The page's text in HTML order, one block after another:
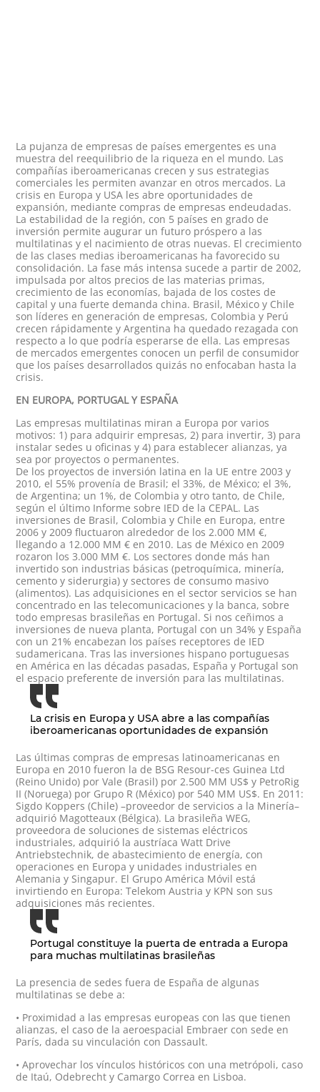
La pujanza de empresas de países emergentes es una
muestra del reequilibrio de la riqueza en el mundo. Las
compañías iberoamericanas crecen y sus estrategias
comerciales les permiten avanzar en otros mercados. La
crisis en Europa y USA les abre oportunidades de
expansión, mediante compras de empresas endeudadas.
La estabilidad de la región, con 5 países en grado de
inversión permite augurar un futuro próspero a las
multilatinas y el nacimiento de otras nuevas. El crecimiento
de las clases medias iberoamericanas ha favorecido su
consolidación. La fase más intensa sucede a partir de 2002,
impulsada por altos precios de las materias primas,
crecimiento de las economías, bajada de los costes de
capital y una fuerte demanda china. Brasil, México y Chile
son líderes en generación de empresas, Colombia y Perú
crecen rápidamente y Argentina ha quedado rezagada con
respecto a lo que podría esperarse de ella. Las empresas
de mercados emergentes conocen un perfil de consumidor
que los países desarrollados quizás no enfocaban hasta la
crisis.
EN EUROPA, PORTUGAL Y ESPAÑA
Las empresas multilatinas miran a Europa por varios
motivos: 1) para adquirir empresas, 2) para invertir, 3) para
instalar sedes u oficinas y 4) para establecer alianzas, ya
sea por proyectos o permanentes.
De los proyectos de inversión latina en la UE entre 2003 y
2010, el 55% provenía de Brasil; el 33%, de México; el 3%,
de Argentina; un 1%, de Colombia y otro tanto, de Chile,
según el último Informe sobre IED de la CEPAL. Las
inversiones de Brasil, Colombia y Chile en Europa, entre
2006 y 2009 fluctuaron alrededor de los 2.000 MM €,
llegando a 12.000 MM € en 2010. Las de México en 2009
rozaron los 3.000 MM €. Los sectores donde más han
invertido son industrias básicas (petroquímica, minería,
cemento y siderurgia) y sectores de consumo masivo
(alimentos). Las adquisiciones en el sector servicios se han
concentrado en las telecomunicaciones y la banca, sobre
todo empresas brasileñas en Portugal. Si nos ceñimos a
inversiones de nueva planta, Portugal con un 34% y España
con un 21% encabezan los países receptores de IED
sudamericana. Tras las inversiones hispano portuguesas
en América en las décadas pasadas, España y Portugal son
el espacio preferente de inversión para las multilatinas.
La crisis en Europa y USA abre a las compañías
iberoamericanas oportunidades de expansión
Las últimas compras de empresas latinoamericanas en
Europa en 2010 fueron la de BSG Resour-ces Guinea Ltd
(Reino Unido) por Vale (Brasil) por 2.500 MM US$ y PetroRig
II (Noruega) por Grupo R (México) por 540 MM US$. En 2011:
Sigdo Koppers (Chile) –proveedor de servicios a la Minería–
adquirió Magotteaux (Bélgica). La brasileña WEG,
proveedora de soluciones de sistemas eléctricos
industriales, adquirió la austríaca Watt Drive
Antriebstechnik, de abastecimiento de energía, con
operaciones en Europa y unidades industriales en
Alemania y Singapur. El Grupo América Móvil está
invirtiendo en Europa: Telekom Austria y KPN son sus
adquisiciones más recientes.
Portugal constituye la puerta de entrada a Europa
para muchas multilatinas brasileñas
La presencia de sedes fuera de España de algunas
multilatinas se debe a:
• Proximidad a las empresas europeas con las que tienen
alianzas, el caso de la aeroespacial Embraer con sede en
París, dada su vinculación con Dassault.
• Aprovechar los vínculos históricos con una metrópoli, caso
de Itaú, Odebrecht y Camargo Correa en Lisboa.